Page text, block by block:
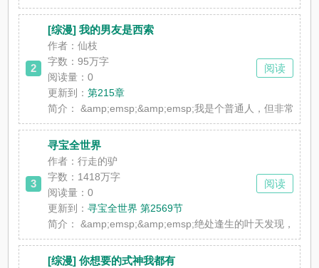
2
[综漫] 我的男友是西索
作者：仙枝
字数：95万字
阅读量：0
更新到：第215章
简介：
&amp;emsp;&amp;emsp;我是个普通人，但非常不
阅读
3
寻宝全世界
作者：行走的驴
字数：1418万字
阅读量：0
更新到：寻宝全世界 第2569节
简介：
&amp;emsp;&amp;emsp;绝处逢生的叶天发现，自
阅读
[综漫] 你想要的式神我都有